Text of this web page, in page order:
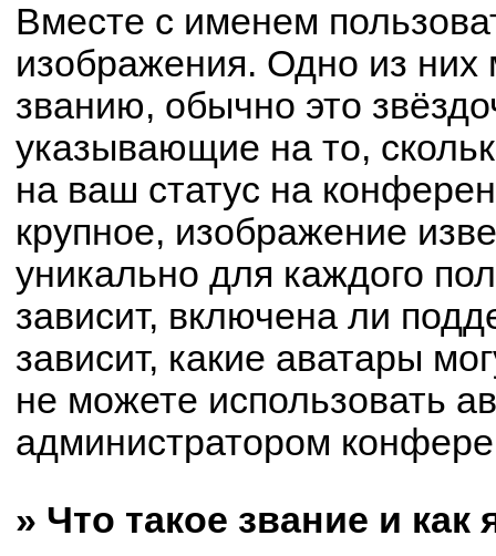
Вместе с именем
изображения. Одно из них
званию, обычно это
указывающие на то,
на ваш статус на
крупное, изображение
уникально для каждого
зависит, включена ли
зависит, какие аватары
не можете использовать
администратором
» Что такое звание и как